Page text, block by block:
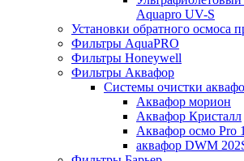
Aquapro UV-S
Установки обратного осмоса
Фильтры AquaPRO
Фильтры Honeywell
Фильтры Аквафор
Системы очистки
Аквафор морион
Аквафор Кристалл
Аквафор осмо Pro
аквафор DWM